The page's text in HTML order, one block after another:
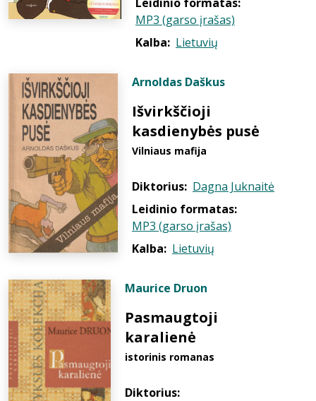
MP3 (garso įrašas)
Kalba: Lietuvių
Arnoldas Daškus
Išvirkščioji
kasdienybės pusė
Vilniaus mafija
Diktorius: Dagna Juknaitė
Leidinio formatas:
MP3 (garso įrašas)
Kalba: Lietuvių
Maurice Druon
Pasmaugtoji
karalienė
istorinis romanas
Diktorius: